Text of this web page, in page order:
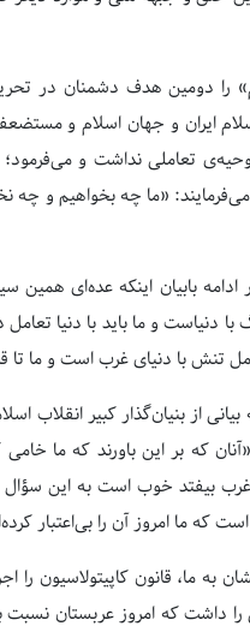
دومین هدف دشمنان در
ایران و جهان اسلام و
تعاملی نداشت و
«ما چه بخواهیم و چه
بابیان اینکه عده‌ای
و ما باید با دنیا تعامل
تنش با دنیای غرب است و ما
از بنیان‌گذار کبیر انقلاب
که بر این باورند که ما
بیفتد خوب است به این
که ما امروز آن را بی‌اعتبار
به ما، قانون کاپیتولاسیون
داشت که امروز عربستان نسبت